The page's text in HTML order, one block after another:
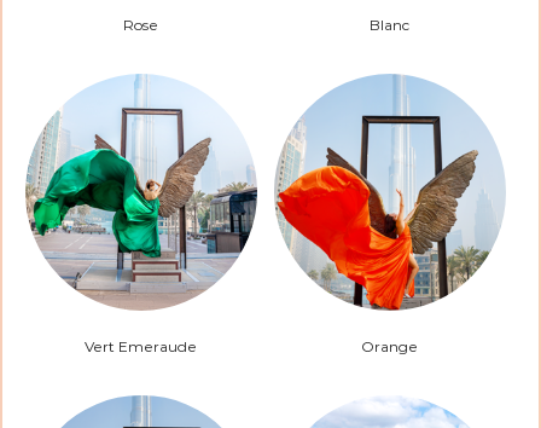
Rose Blanc
Vert Emeraude Orange